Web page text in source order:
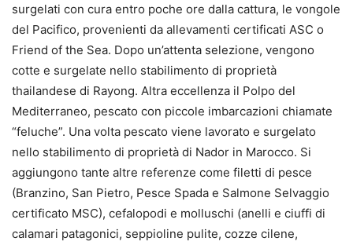
surgelati con cura entro poche ore dalla cattura, le vongole
del Pacifico, provenienti da allevamenti certificati ASC o
Friend of the Sea. Dopo un’attenta selezione, vengono
cotte e surgelate nello stabilimento di proprietà
thailandese di Rayong. Altra eccellenza il Polpo del
Mediterraneo, pescato con piccole imbarcazioni chiamate
“feluche”. Una volta pescato viene lavorato e surgelato
nello stabilimento di proprietà di Nador in Marocco. Si
aggiungono tante altre referenze come filetti di pesce
(Branzino, San Pietro, Pesce Spada e Salmone Selvaggio
certificato MSC), cefalopodi e molluschi (anelli e ciuffi di
calamari patagonici, seppioline pulite, cozze cilene,